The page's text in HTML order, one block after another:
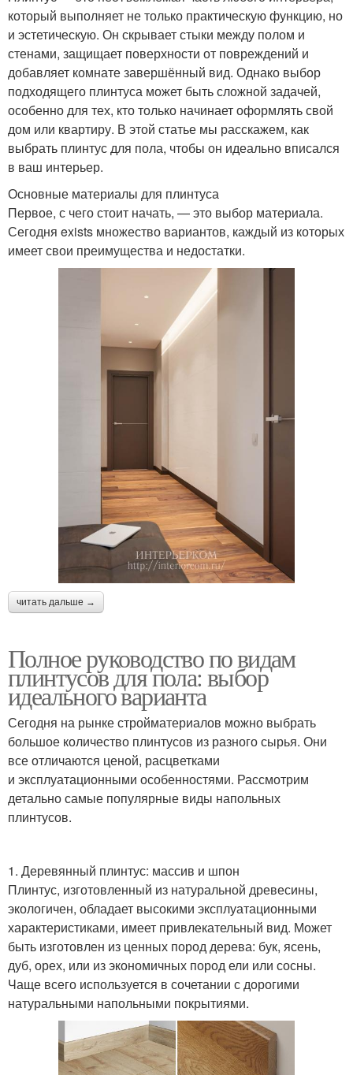
который выполняет не только практическую функцию, но
и эстетическую. Он скрывает стыки между полом и
стенами, защищает поверхности от повреждений и
добавляет комнате завершённый вид. Однако выбор
подходящего плинтуса может быть сложной задачей,
особенно для тех, кто только начинает оформлять свой
дом или квартиру. В этой статье мы расскажем, как
выбрать плинтус для пола, чтобы он идеально вписался
в ваш интерьер.
Основные материалы для плинтуса
Первое, с чего стоит начать, — это выбор материала.
Сегодня exists множество вариантов, каждый из которых
имеет свои преимущества и недостатки.
читать дальше →
Полное руководство по видам
плинтусов для пола: выбор
идеального варианта
Сегодня на рынке стройматериалов можно выбрать
большое количество плинтусов из разного сырья. Они
все отличаются ценой, расцветками
и эксплуатационными особенностями. Рассмотрим
детально самые популярные виды напольных
плинтусов.
1. Деревянный плинтус: массив и шпон
Плинтус, изготовленный из натуральной древесины,
экологичен, обладает высокими эксплуатационными
характеристиками, имеет привлекательный вид. Может
быть изготовлен из ценных пород дерева: бук, ясень,
дуб, орех, или из экономичных пород ели или сосны.
Чаще всего используется в сочетании с дорогими
натуральными напольными покрытиями.